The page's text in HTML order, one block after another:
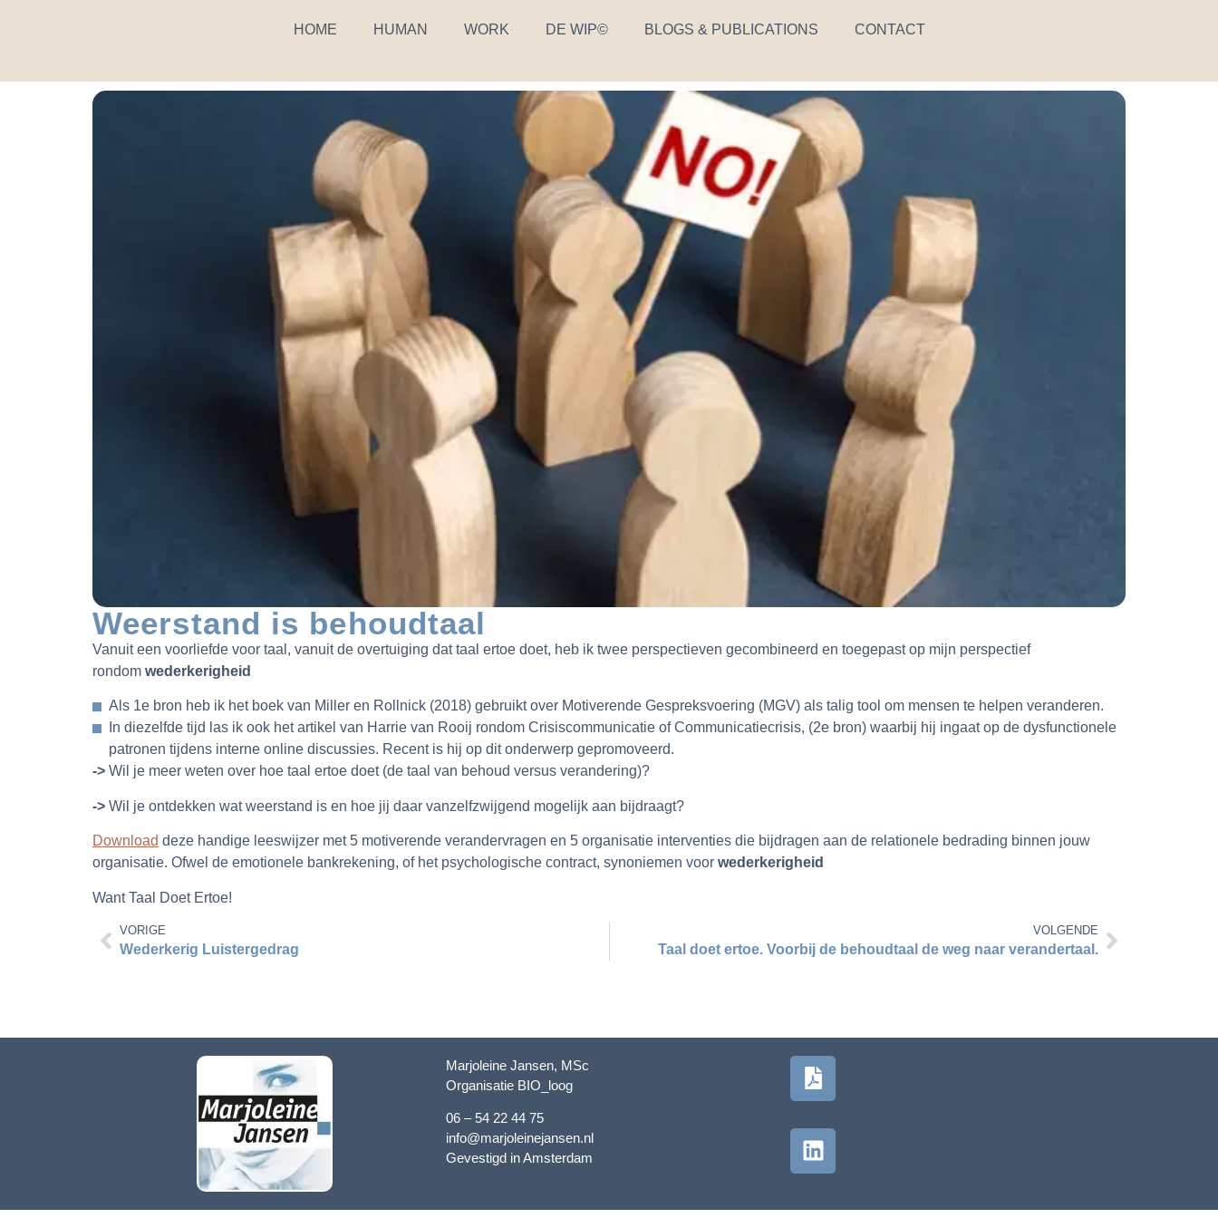
HOME HUMAN WORK DE WIP© BLOGS & PUBLICATIONS CONTACT
Weerstand is behoudtaal
Vanuit een voorliefde voor taal, vanuit de overtuiging dat taal ertoe doet, heb ik twee perspectieven gecombineerd en toegepast op mijn perspectief
rondom wederkerigheid
Als 1e bron heb ik het boek van Miller en Rollnick (2018) gebruikt over Motiverende Gespreksvoering (MGV) als talig tool om mensen te helpen veranderen.
In diezelfde tijd las ik ook het artikel van Harrie van Rooij rondom Crisiscommunicatie of Communicatiecrisis, (2e bron) waarbij hij ingaat op de dysfunctionele
patronen tijdens interne online discussies. Recent is hij op dit onderwerp gepromoveerd.
-> Wil je meer weten over hoe taal ertoe doet (de taal van behoud versus verandering)?
-> Wil je ontdekken wat weerstand is en hoe jij daar vanzelfzwijgend mogelijk aan bijdraagt?
Download deze handige leeswijzer met 5 motiverende verandervragen en 5 organisatie interventies die bijdragen aan de relationele bedrading binnen jouw
organisatie. Ofwel de emotionele bankrekening, of het psychologische contract, synoniemen voor wederkerigheid
Want Taal Doet Ertoe!
VORIGE
Wederkerig Luistergedrag
VOLGENDE
Taal doet ertoe. Voorbij de behoudtaal de weg naar verandertaal.
Marjoleine Jansen, MSc
Organisatie BIO_loog
06 – 54 22 44 75
info@marjoleinejansen.nl
Gevestigd in Amsterdam